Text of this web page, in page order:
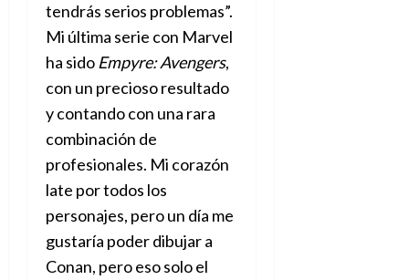
tendrás serios problemas”.
Mi última serie con Marvel
ha sido Empyre: Avengers,
con un precioso resultado
y contando con una rara
combinación de
profesionales. Mi corazón
late por todos los
personajes, pero un día me
gustaría poder dibujar a
Conan, pero eso solo el